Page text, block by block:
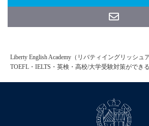
Liberty English Academy（リバティイングリッシュ
TOEFL・IELTS・英検・高校/大学受験対策ができ